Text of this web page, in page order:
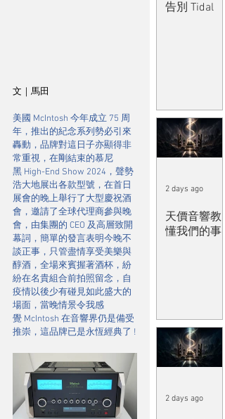
文｜馬田
美國 McIntosh 今年成立 75 周
年，推出的紀念系列勢必引來
轟動，品牌對這日子亦顯得非
常重視，在剛結束的慕尼
黑 High-End Show 2024，聲勢
浩大地展出各款型號，在首日
展會的晚上舉行了大型慶祝酒
會，邀請了全球代理商參與晚
會，由集團的 CEO 及高層致開
幕詞，簡單的發言表明今晚不
談正事，只管盡情享受美樂與
醇酒，全場來賓握著酒杯，紛
紛在名貴組合前拍照留念，自
疫情以後少有碰見如此盛大的
場面，當晚情景令我感
覺 McIntosh 在音響界仍是備受
推崇，這品牌已是永恆經典了 !
告別 Tidal
天價音響教
懂我們的事
2 days ago
2 days ago